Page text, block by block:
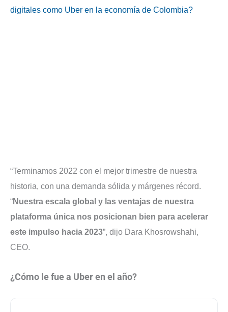
digitales como Uber en la economía de Colombia?
“Terminamos 2022 con el mejor trimestre de nuestra
historia, con una demanda sólida y márgenes récord.
“Nuestra escala global y las ventajas de nuestra
plataforma única nos posicionan bien para acelerar
este impulso hacia 2023”, dijo Dara Khosrowshahi,
CEO.
¿Cómo le fue a Uber en el año?